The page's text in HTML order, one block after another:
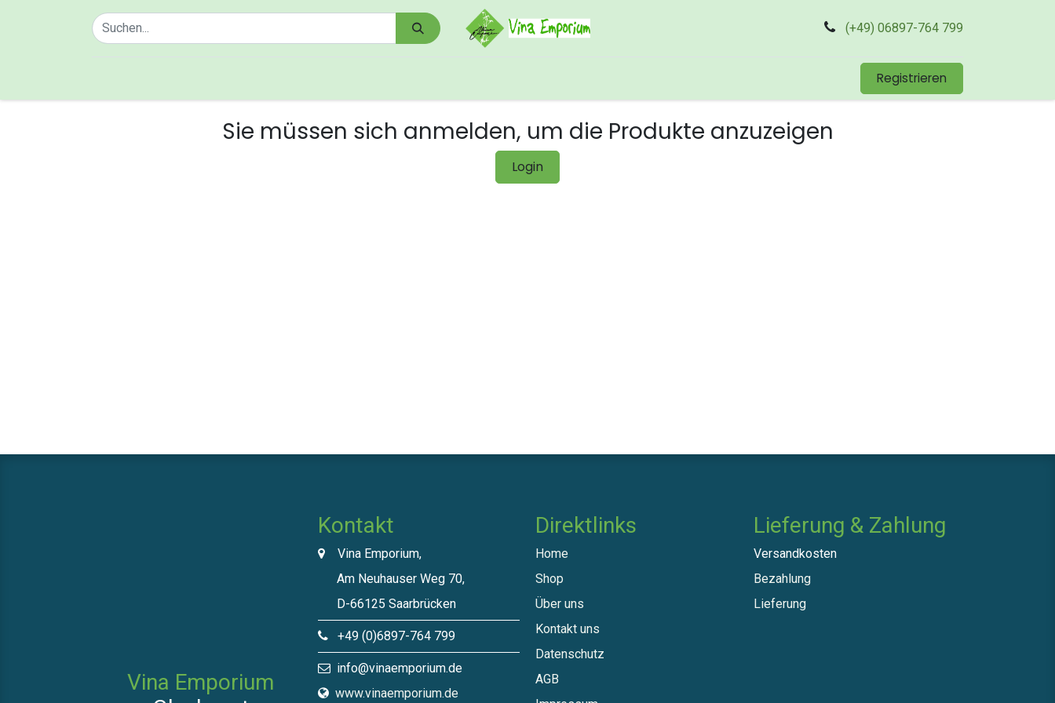
(+49) 06897-764 799
Registrieren
Sie müssen sich anmelden, um die Produkte anzuzeigen
Login
Vina Emporium
Kontakt
Vina Emporium,
Am Neuhauser Weg 70,
D-66125 Saarbrücken
+49 (0)6897-764 799
info@vinaemporium.de
www.vinaemporium.de
Direktlinks​
Home
Shop
Über uns
Kontakt uns
Datenschutz
A​GB
Lieferung & Zahlung
Versandkosten
Bezahlung
Lieferung​